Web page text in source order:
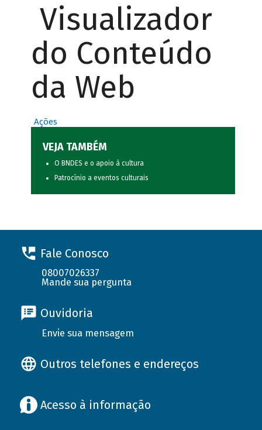
Visualizador
do Conteúdo
da Web
Ações
VEJA TAMBÉM
O BNDES e o apoio à cultura
Patrocínio a eventos culturais
Fale Conosco
08007026337
Mande sua pergunta
Ouvidoria
Envie sua mensagem
Outros telefones e endereços
Acesso à informação